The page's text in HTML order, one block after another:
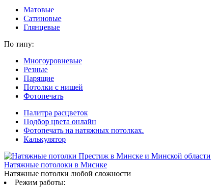
Матовые
Сатиновые
Глянцевые
По типу:
Многоуровневые
Резные
Парящие
Потолки с нишей
Фотопечать
Палитра расцветок
Подбор цвета онлайн
Фотопечать на натяжных потолках.
Калькулятор
Натяжные потолоки в Миснке
Натяжные потолки любой сложности
Режим работы: